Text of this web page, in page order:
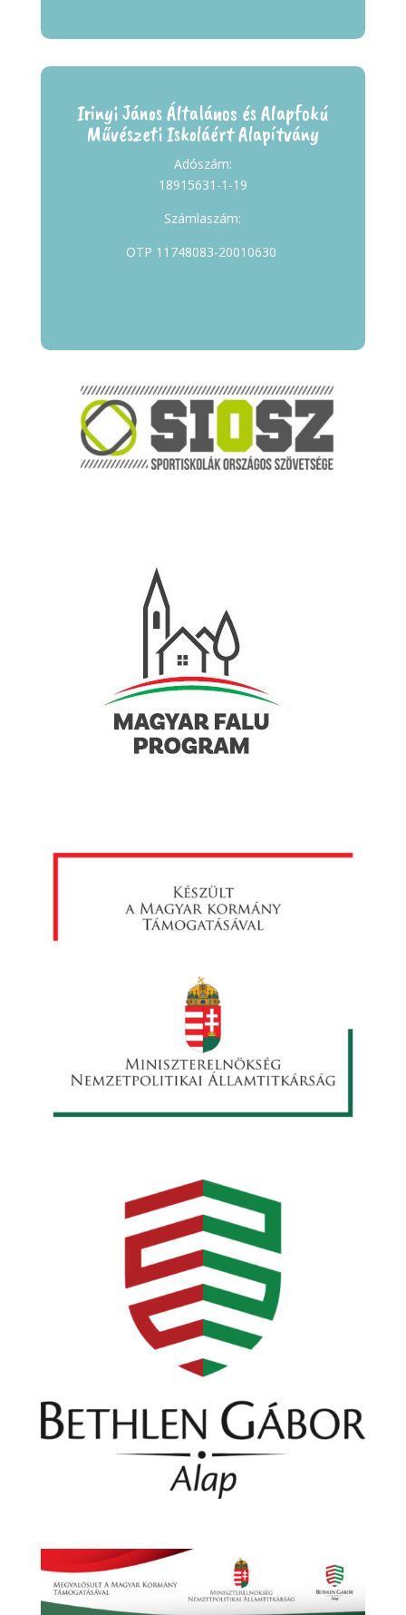
Irinyi János Általános és Alapfokú
Művészeti Iskoláért Alapítvány
Adószám:
18915631-1-19
Számlaszám:
OTP 11748083-20010630